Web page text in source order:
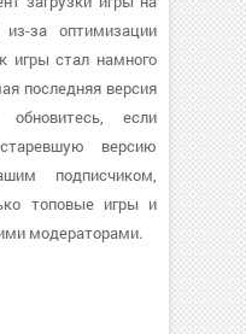
за оптимизации
игры стал намного
последняя версия
если
версию
подписчиком,
топовые игры и
модераторами.